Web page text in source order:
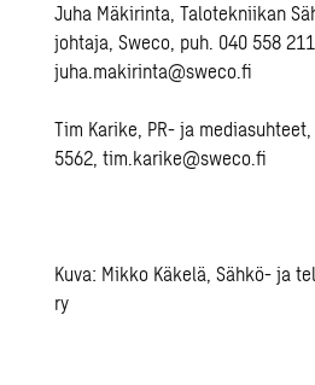
Juha Mäkirinta, Talotekniikan
johtaja, Sweco, puh. 040 558
juha.makirinta@sweco.fi
Tim Karike, PR- ja
5562,tim.karike@sweco.fi
Kuva: Mikko Käkelä, Sähkö- ja
ry